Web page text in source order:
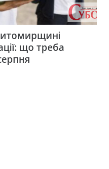
що треба